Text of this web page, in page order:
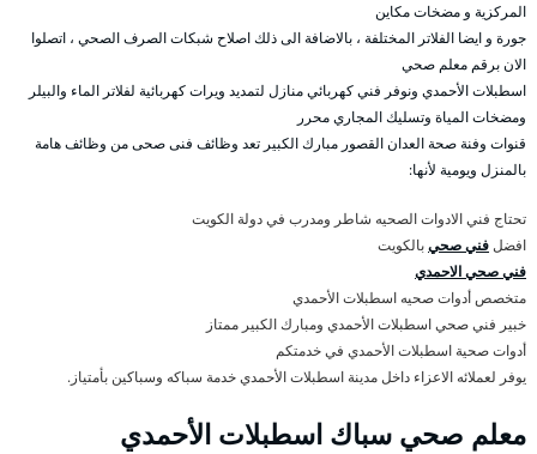
المركزية و مضخات مكاين
جورة و ايضا الفلاتر المختلفة ، بالاضافة الى ذلك اصلاح شبكات الصرف الصحي ، اتصلوا
الان برقم معلم صحي
اسطبلات الأحمدي ونوفر فني كهربائي منازل لتمديد ويرات كهربائية لفلاتر الماء والبيلر
ومضخات المياة وتسليك المجاري محرر
قنوات وفنة صحة العدان القصور مبارك الكبير تعد وظائف فنى صحى من وظائف هامة
بالمنزل ويومية لأنها:
تحتاج فني الادوات الصحيه شاطر ومدرب في دولة الكويت
افضلفني صحيبالكويت
فني صحي الاحمدي
متخصص أدوات صحيه اسطبلات الأحمدي
خبير فني صحي اسطبلات الأحمدي ومبارك الكبير ممتاز
أدوات صحية اسطبلات الأحمدي في خدمتكم
يوفر لعملائه الاعزاء داخل مدينة اسطبلات الأحمدي خدمة سباكه وسباكين بأمتياز.
معلم صحي سباك اسطبلات الأحمدي